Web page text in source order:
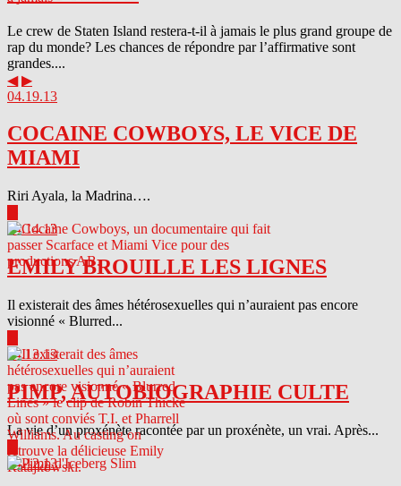
Le crew de Staten Island restera-t-il à jamais le plus grand groupe de
rap du monde? Les chances de répondre par l’affirmative sont
grandes....
◀ ▶
04.19.13
COCAINE COWBOYS, LE VICE DE
MIAMI
Riri Ayala, la Madrina….
04.14.13
EMILY BROUILLE LES LIGNES
Il existerait des âmes hétérosexuelles qui n’auraient pas encore
visionné « Blurred...
04.13.13
PIMP, AUTOBIOGRAPHIE CULTE
La vie d’un proxénète racontée par un proxénète, un vrai. Après...
04.12.13